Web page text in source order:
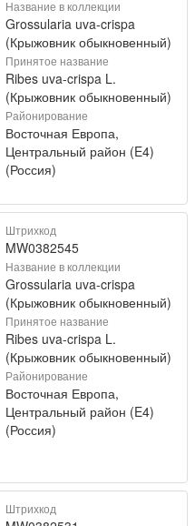
Название в коллекции
Grossularia uva-crispa
(Крыжовник обыкновенный)
Принятое название
Ribes uva-crispa L.
(Крыжовник обыкновенный)
Районирование
Восточная Европа,
Центральный район (E4)
(Россия)
Штрихкод
MW0382545
Название в коллекции
Grossularia uva-crispa
(Крыжовник обыкновенный)
Принятое название
Ribes uva-crispa L.
(Крыжовник обыкновенный)
Районирование
Восточная Европа,
Центральный район (E4)
(Россия)
Штрихкод